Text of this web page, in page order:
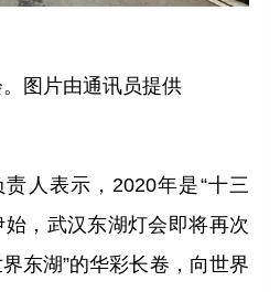
图片由通讯员提供
人表示，2020年是“十三
，武汉东湖灯会即将再次
东湖”的华彩长卷，向世界